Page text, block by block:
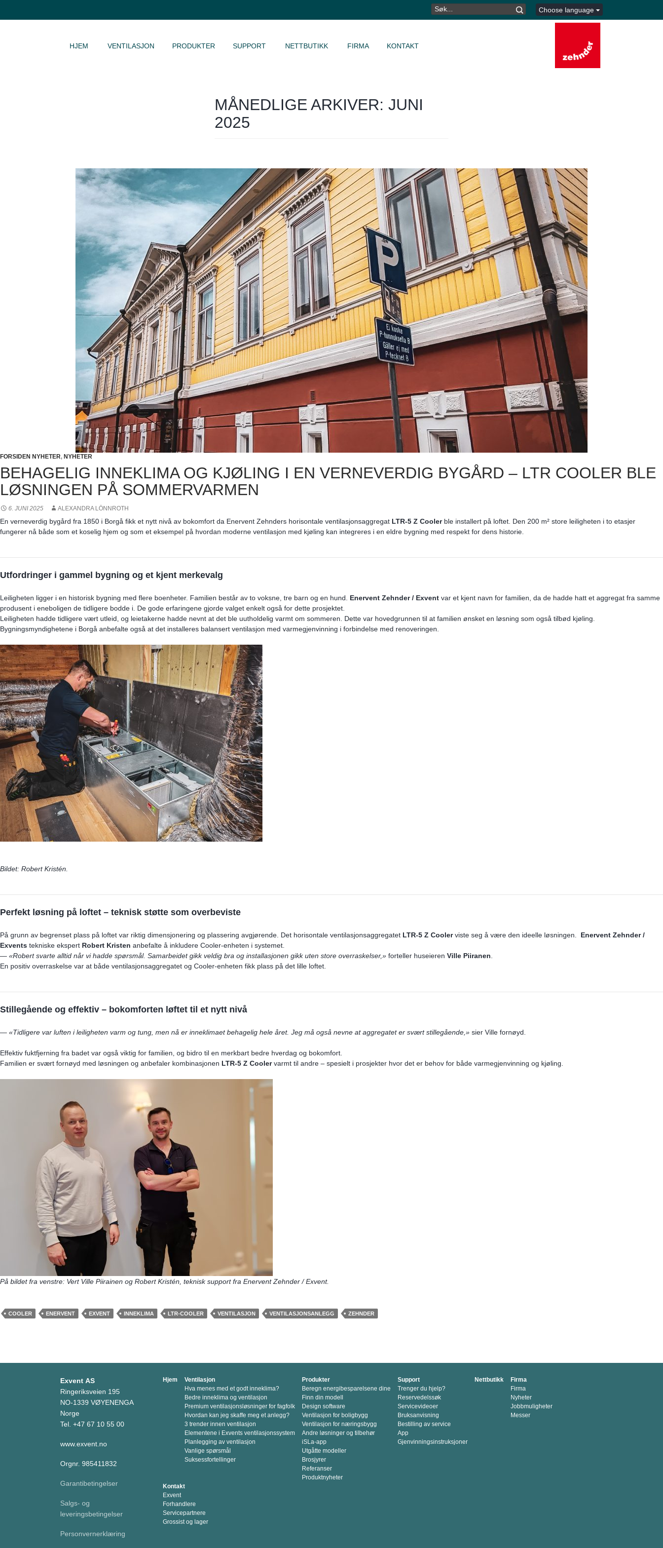
SØK
ETTER:
Choose language
HJEM VENTILASJON PRODUKTER SUPPORT NETTBUTIKK FIRMA KONTAKT
MÅNEDLIGE ARKIVER: JUNI
2025
FORSIDEN NYHETER, NYHETER
BEHAGELIG INNEKLIMA OG KJØLING I EN VERNEVERDIG BYGÅRD – LTR COOLER BLE
LØSNINGEN PÅ SOMMERVARMEN
6. JUNI 2025 ALEXANDRA LÖNNROTH
En verneverdig bygård fra 1850 i Borgå fikk et nytt nivå av bokomfort da Enervent Zehnders horisontale ventilasjonsaggregat LTR-5 Z Coolerble installert på loftet. Den 200 m² store leiligheten i to etasjer
fungerer nå både som et koselig hjem og som et eksempel på hvordan moderne ventilasjon med kjøling kan integreres i en eldre bygning med respekt for dens historie.
Utfordringer i gammel bygning og et kjent merkevalg
Leiligheten ligger i en historisk bygning med flere boenheter. Familien består av to voksne, tre barn og en hund. Enervent Zehnder / Exvent var et kjent navn for familien, da de hadde hatt et aggregat fra samme
produsent i eneboligen de tidligere bodde i. De gode erfaringene gjorde valget enkelt også for dette prosjektet.
Leiligheten hadde tidligere vært utleid, og leietakerne hadde nevnt at det ble uutholdelig varmt om sommeren. Dette var hovedgrunnen til at familien ønsket en løsning som også tilbød kjøling.
Bygningsmyndighetene i Borgå anbefalte også at det installeres balansert ventilasjon med varmegjenvinning i forbindelse med renoveringen.
Bildet: Robert Kristén.
Perfekt løsning på loftet – teknisk støtte som overbeviste
På grunn av begrenset plass på loftet var riktig dimensjonering og plassering avgjørende. Det horisontale ventilasjonsaggregatet LTR-5 Z Coolerviste seg å være den ideelle løsningen. Enervent Zehnder /
Exvents tekniske ekspert Robert Kristen anbefalte å inkludere Cooler-enheten i systemet.
— «Robert svarte alltid når vi hadde spørsmål. Samarbeidet gikk veldig bra og installasjonen gikk uten store overraskelser,» forteller huseieren Ville Piiranen
En positiv overraskelse var at både ventilasjonsaggregatet og Cooler-enheten fikk plass på det lille loftet.
Stillegående og effektiv – bokomforten løftet til et nytt nivå
— «Tidligere var luften i leiligheten varm og tung, men nå er inneklimaet behagelig hele året. Jeg må også nevne at aggregatet er svært stillegående,» sier Ville fornøyd.
Effektiv fuktfjerning fra badet var også viktig for familien, og bidro til en merkbart bedre hverdag og bokomfort.
Familien er svært fornøyd med løsningen og anbefaler kombinasjonen LTR-5 Z Coolervarmt til andre – spesielt i prosjekter hvor det er behov for både varmegjenvinning og kjøling.
På bildet fra venstre: Vert Ville Piirainen og Robert Kristén, teknisk support fra Enervent Zehnder / Exvent.
COOLER ENERVENT EXVENT INNEKLIMA LTR-COOLER VENTILASJON VENTILASJONSANLEGG ZEHNDER
Exvent AS
Ringeriksveien 195
NO-1339 VØYENENGA
Norge
Tel. +47 67 10 55 00
www.exvent.no
Orgnr. 985411832
Garantibetingelser
Salgs- og
leveringsbetingelser
Personvernerklæring
Hjem
Ventilasjon
Hva menes med et godt inneklima?
Bedre inneklima og ventilasjon
Premium ventilasjonsløsninger for fagfolk
Hvordan kan jeg skaffe meg et anlegg?
3 trender innen ventilasjon
Elementene i Exvents ventilasjonssystem
Planlegging av ventilasjon
Vanlige spørsmål
Suksessfortellinger
Produkter
Beregn energibesparelsene dine
Finn din modell
Design software
Ventilasjon for boligbygg
Ventilasjon for næringsbygg
Andre løsninger og tilbehør
iSLa-app
Utgåtte modeller
Brosjyrer
Referanser
Produktnyheter
Support
Trenger du hjelp?
Reservedelssøk
Servicevideoer
Bruksanvisning
Bestilling av service
App
Gjenvinningsinstruksjoner
Nettbutikk
Firma
Firma
Nyheter
Jobbmuligheter
Messer
Kontakt
Exvent
Forhandlere
Servicepartnere
Grossist og lager